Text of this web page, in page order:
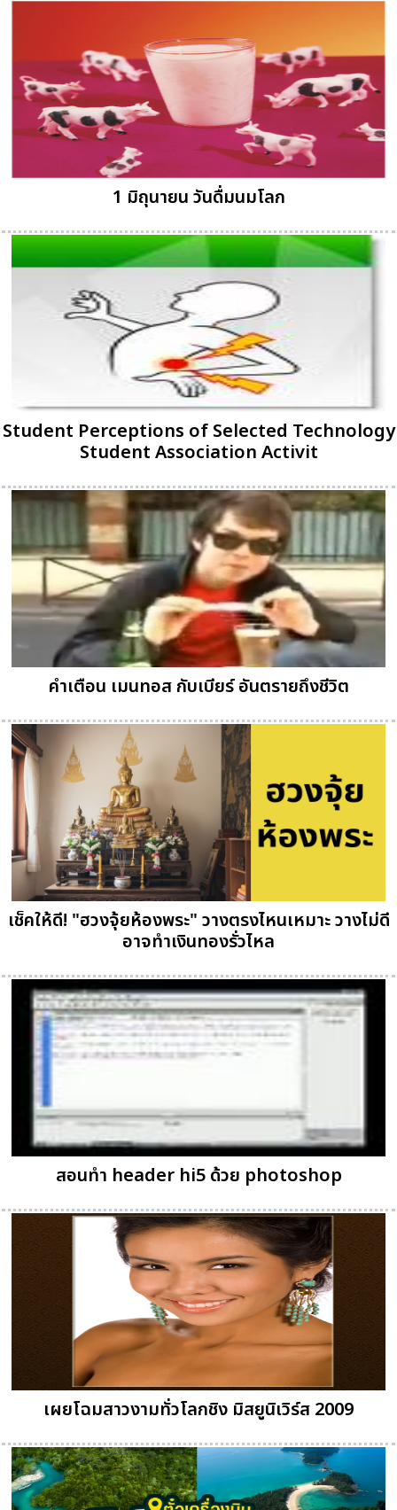
1 มิถุนายน วันดื่มนมโลก
Student Perceptions of Selected Technology
Student Association Activit
คำเตือน เมนทอส กับเบียร์ อันตรายถึงชีวิต
เช็คให้ดี! "ฮวงจุ้ยห้องพระ" วางตรงไหนเหมาะ วางไม่ดี
อาจทำเงินทองรั่วไหล
สอนทำ header hi5 ด้วย photoshop
เผยโฉมสาวงามทั่วโลกชิง มิสยูนิเวิร์ส 2009